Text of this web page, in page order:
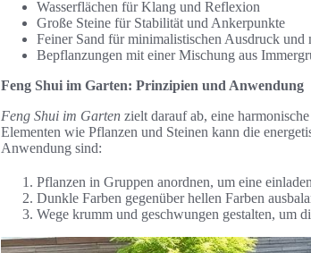
Wasserflächen für Klang und Reflexion
Große Steine für Stabilität und Ankerpunkte
Feiner Sand für minimalistischen Ausdruck und
Bepflanzungen mit einer Mischung aus
Feng Shui im Garten: Prinzipien und Anwendung
Feng Shui im Garten zielt darauf ab, eine
Elementen wie Pflanzen und Steinen kann die
Anwendung sind:
Pflanzen in Gruppen anordnen, um eine
Dunkle Farben gegenüber hellen Farben
Wege krumm und geschwungen gestalten, um